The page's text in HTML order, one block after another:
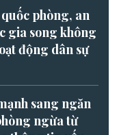
phòng, an
gia song không
động dân sự
sang ngăn
ngừa từ